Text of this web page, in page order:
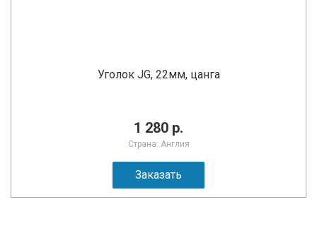
Уголок JG, 22мм, цанга
1 280 р.
Страна: Англия
Заказать